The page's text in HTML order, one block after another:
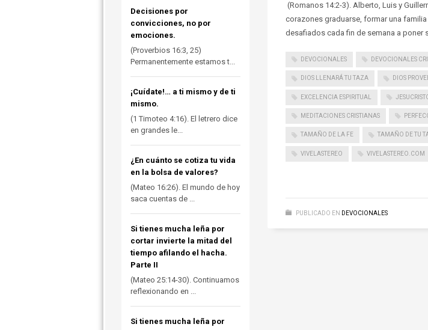
(Romanos 14:2-3). Alberto, Luis y
corazones graduarse, formar una
desafiados cada fin de semana a poner
DEVOCIONALES DEVOCIONALES
DIOS LLENARÁ TU TAZA DIOS
EXCELENCIA ESPIRITUAL
MEDITACIONES CRISTIANAS
TAMAÑO DE LA FE TAMAÑO DE TU
VIVELASTEREO VIVELASTEREO.COM
PUBLICADO EN DEVOCIONALES
Decisiones por
convicciones, no por
emociones.
(Proverbios 16:3, 25)
Permanentemente estamos t...
¡Cuídate!… a ti mismo y de ti
mismo.
(1 Timoteo 4:16). El letrero dice
en grandes le...
¿En cuánto se cotiza tu vida
en la bolsa de valores?
(Mateo 16:26). El mundo de hoy
saca cuentas de ...
Si tienes mucha leña por
cortar invierte la mitad del
tiempo afilando el hacha.
Parte II
(Mateo 25:14-30). Continuamos
reflexionando en ...
Si tienes mucha leña por